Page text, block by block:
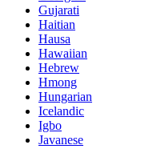
Gujarati
Haitian
Hausa
Hawaiian
Hebrew
Hmong
Hungarian
Icelandic
Igbo
Javanese